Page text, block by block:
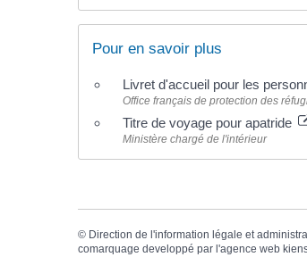
Pour en savoir plus
Livret d'accueil pour les
Office français de protection des
Titre de voyage pour apatride
Ministère chargé de l'intérieur
© Direction de l'information légale et
comarquage developpé par l'agence web